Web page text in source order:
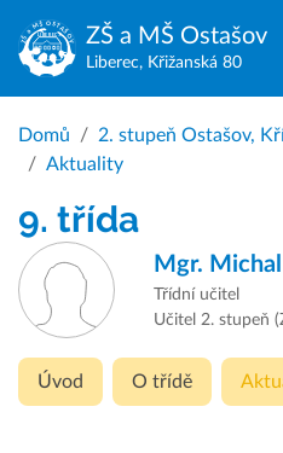
ZŠ a MŠ Ostašov
Liberec, Křižanská 80
Domů 2. stupeň Ostašov,
Aktuality
9. třída
Mgr.
Třídní učitel
Učitel 2. stupeň
Úvod O třídě